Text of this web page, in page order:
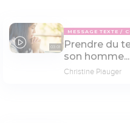
03:01
MESSAGE TEXTE
Prendre du
son homme...
Christine Piauger